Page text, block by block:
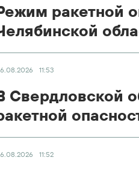
ракетной
11:53
Свердловской
11:52